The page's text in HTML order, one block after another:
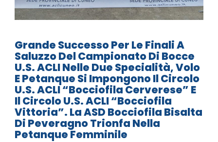
Grande Successo Per Le Finali A
Saluzzo Del Campionato Di Bocce
U.S. ACLI Nelle Due Specialità, Volo
E Petanque Si Impongono Il Circolo
U.S. ACLI “Bocciofila Cerverese” E
Il Circolo U.S. ACLI “Bocciofila
Vittoria”. La ASD Bocciofila Bisalta
Di Peveragno Trionfa Nella
Petanque Femminile